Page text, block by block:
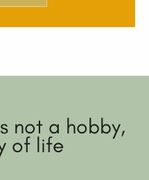
not a hobby,
of life